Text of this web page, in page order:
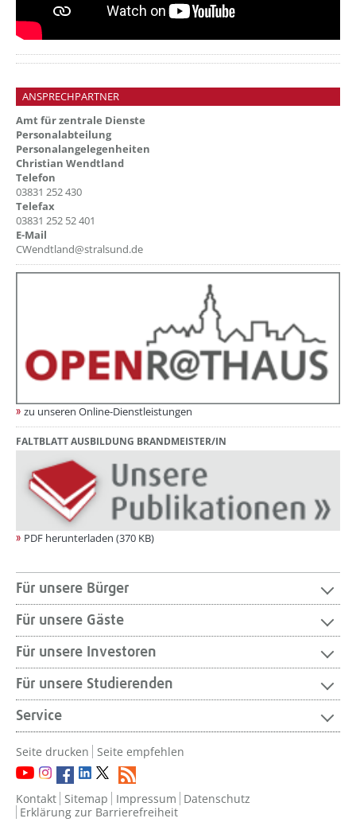
ANSPRECHPARTNER
Amt für zentrale Dienste
Personalabteilung
Personalangelegenheiten
Christian Wendtland
Telefon
03831 252 430
Telefax
03831 252 52 401
E-Mail
CWendtland@stralsund.de
zu unseren Online-Dienstleistungen
FALTBLATT AUSBILDUNG BRANDMEISTER/IN
PDF herunterladen (370 KB)
Für unsere Bürger
Für unsere Gäste
Für unsere Investoren
Für unsere Studierenden
Service
Seite drucken Seite empfehlen
Kontakt Sitemap Impressum Datenschutz
Erklärung zur Barrierefreiheit